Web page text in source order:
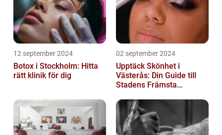
12 september 2024
Botox i Stockholm: Hitta
rätt klinik för dig
02 september 2024
Upptäck Skönhet i
Västerås: Din Guide till
Stadens Främsta